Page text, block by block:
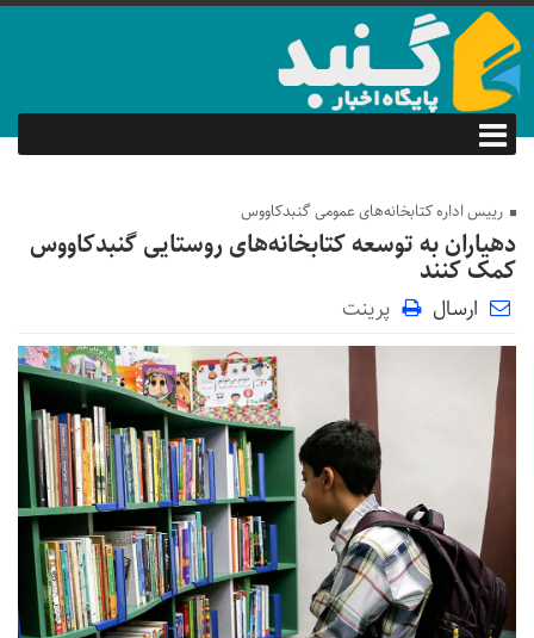
رییس اداره کتابخانه‌های عمومی گنبدکاووس
دهیاران به توسعه کتابخانه‌های روستایی گنبدکاووس
کمک کنند
ارسال پرینت